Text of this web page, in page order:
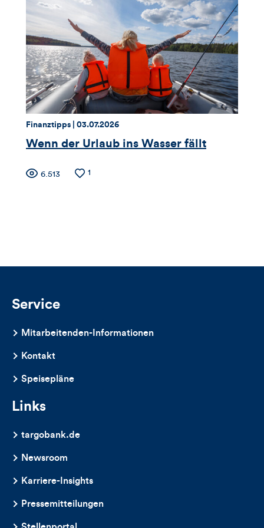
Views,
Likes
und
Kommentare
dieses
Artikels
Thema:
Finanztipps | Datum:
03.07.2026
Wenn der Urlaub ins Wasser fällt
Zähler
Kommentare
dieses
Artikels
Anzahl
6.513
Anzahl
1
Service
Mitarbeitenden-Informationen
Kontakt
Speisepläne
Links
targobank.de
Newsroom
Karriere-Insights
Pressemitteilungen